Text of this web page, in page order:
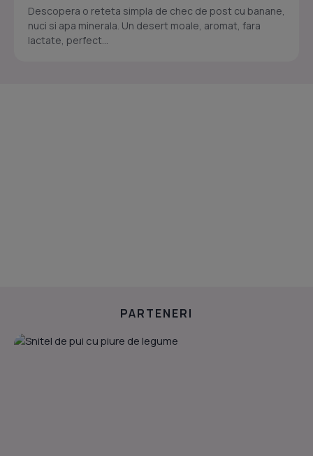
Descopera o reteta simpla de chec de post cu banane,
nuci si apa minerala. Un desert moale, aromat, fara
lactate, perfect...
PARTENERI